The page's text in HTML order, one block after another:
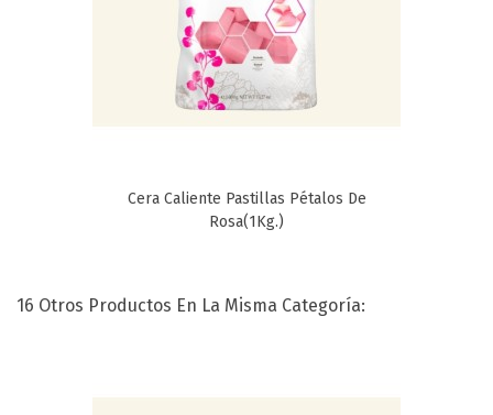
Cera Caliente Pastillas Pétalos De
Rosa(1Kg.)
16 Otros Productos En La Misma Categoría: